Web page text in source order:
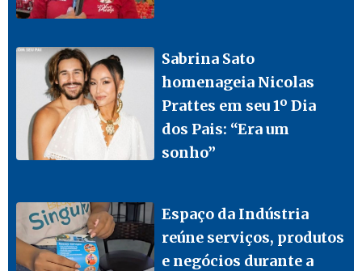
Sabrina Sato
homenageia Nicolas
Prattes em seu 1º Dia
dos Pais: “Era um
sonho”
Espaço da Indústria
reúne serviços, produtos
e negócios durante a